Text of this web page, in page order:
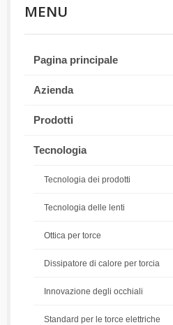
MENU
Pagina principale
Azienda
Prodotti
Tecnologia
Tecnologia dei prodotti
Tecnologia delle lenti
Ottica per torce
Dissipatore di calore per torcia
Innovazione degli occhiali
Standard per le torce elettriche